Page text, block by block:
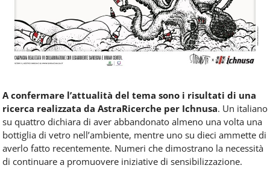
A confermare l’attualità del tema sono i risultati di una
ricerca realizzata da AstraRicerche per Ichnusa. Un italiano
su quattro dichiara di aver abbandonato almeno una volta una
bottiglia di vetro nell’ambiente, mentre uno su dieci ammette di
averlo fatto recentemente. Numeri che dimostrano la necessità
di continuare a promuovere iniziative di sensibilizzazione.